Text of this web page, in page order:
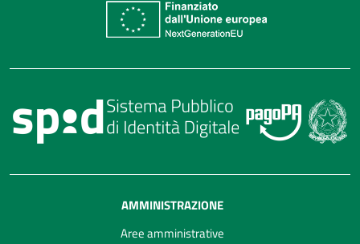
AMMINISTRAZIONE
Aree amministrative